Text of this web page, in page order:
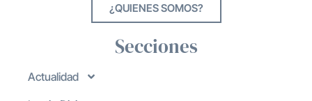
¿QUIENES SOMOS?
Secciones
Actualidad